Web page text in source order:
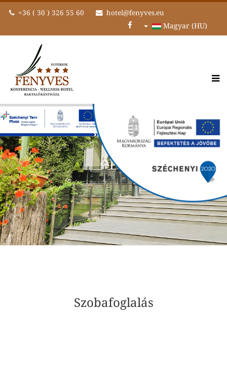
+36 ( 30 ) 326 55 60 hotel@fenyves.eu
Magyar (HU)
Szobafoglalás